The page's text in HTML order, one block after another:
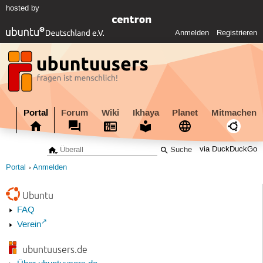
hosted by
Anmelden Registrieren
Portal Forum Wiki Ikhaya Planet Mitmachen
via DuckDuckGo
Portal Anmelden
Ubuntu
FAQ
Verein
ubuntuusers.de